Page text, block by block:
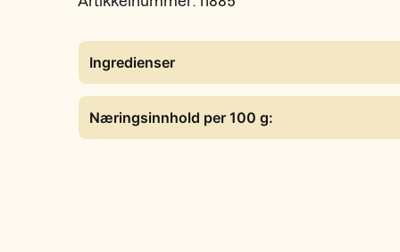
Ingredienser
Næringsinnhold per 100 g: